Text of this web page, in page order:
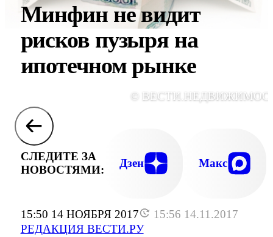
15:50 14 НОЯБРЯ 2017
15:56 14.11.2017
РЕДАКЦИЯ ВЕСТИ.РУ
Минфин не видит
рисков пузыря на
ипотечном рынке
©
СЛЕДИТЕ ЗА
НОВОСТЯМИ:
Дзен Макс